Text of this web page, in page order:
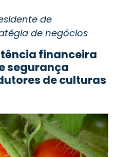
de
de negócios
financeira
segurança
de culturas